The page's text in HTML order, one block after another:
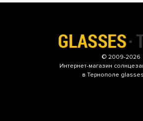
© 2009-2026
Интернет-магазин
в Тернополе